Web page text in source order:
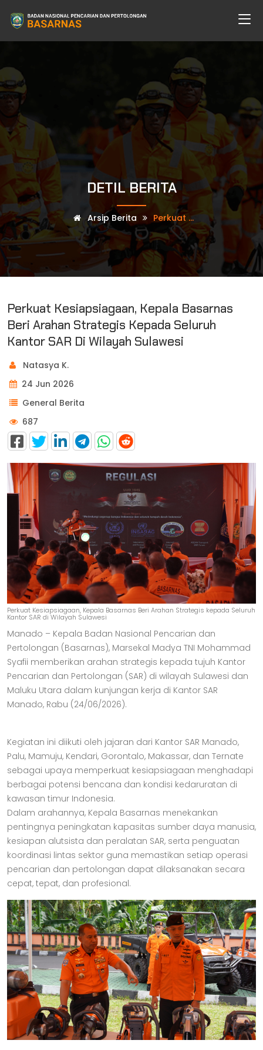
DETIL BERITA
Arsip Berita Perkuat ...
Perkuat Kesiapsiagaan, Kepala Basarnas
Beri Arahan Strategis Kepada Seluruh
Kantor SAR Di Wilayah Sulawesi
Natasya K.
24 Jun 2026
General Berita
687
Perkuat Kesiapsiagaan, Kepala Basarnas Beri Arahan Strategis kepada Seluruh
Kantor SAR di Wilayah Sulawesi
Manado – Kepala Badan Nasional Pencarian dan
Pertolongan (Basarnas), Marsekal Madya TNI Mohammad
Syafii memberikan arahan strategis kepada tujuh Kantor
Pencarian dan Pertolongan (SAR) di wilayah Sulawesi dan
Maluku Utara dalam kunjungan kerja di Kantor SAR
Manado, Rabu (24/06/2026).
Kegiatan ini diikuti oleh jajaran dari Kantor SAR Manado,
Palu, Mamuju, Kendari, Gorontalo, Makassar, dan Ternate
sebagai upaya memperkuat kesiapsiagaan menghadapi
berbagai potensi bencana dan kondisi kedaruratan di
kawasan timur Indonesia.
Dalam arahannya, Kepala Basarnas menekankan
pentingnya peningkatan kapasitas sumber daya manusia,
kesiapan alutsista dan peralatan SAR, serta penguatan
koordinasi lintas sektor guna memastikan setiap operasi
pencarian dan pertolongan dapat dilaksanakan secara
cepat, tepat, dan profesional.